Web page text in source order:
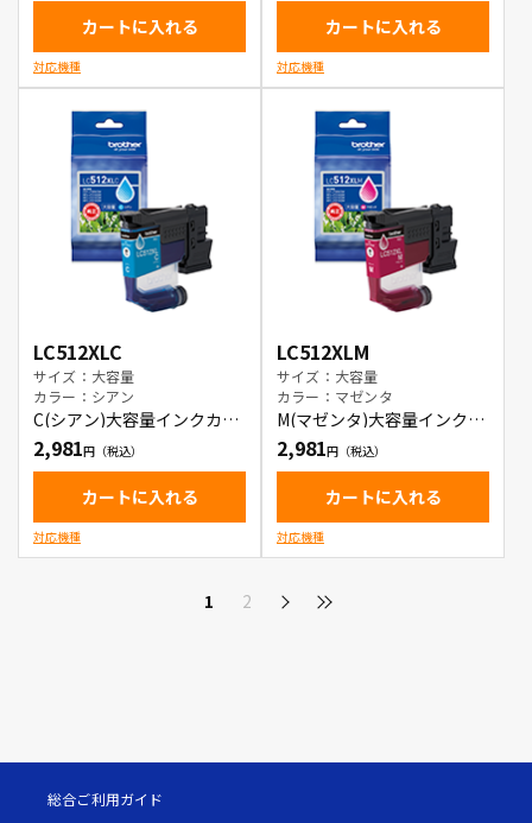
カートに入れる
対応機種
カートに入れる
対応機種
LC512XLC
サイズ：大容量
カラー：シアン
C(シアン)大容量インクカー
トリッジ
2,981
カートに入れる
対応機種
LC512XLM
サイズ：大容量
カラー：マゼンタ
M(マゼンタ)大容量インクカ
ートリッジ
2,981
カートに入れる
対応機種
1 2
総合ご利用ガイド